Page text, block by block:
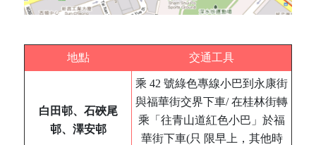
地點 交通工具
白田邨、石硤尾
邨、澤安邨
乘 42 號綠色專線小巴到永康街
與福華街交界下車/ 在桂林街轉
乘「往青山道紅色小巴」於福
華街下車(只 限早上，其他時